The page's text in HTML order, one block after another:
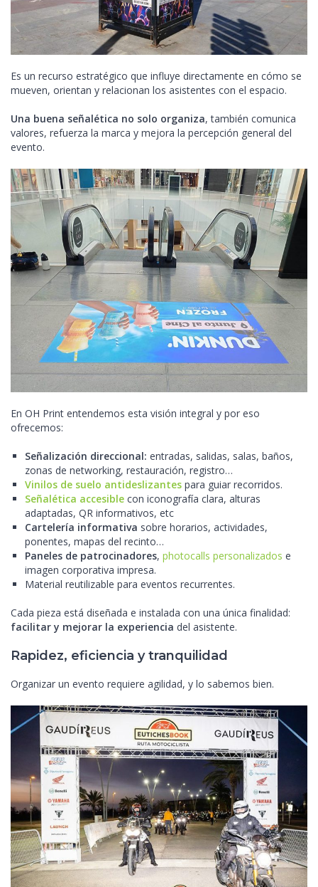
Es un recurso estratégico que influye directamente en cómo se
mueven, orientan y relacionan los asistentes con el espacio.
Una buena señalética no solo organiza, también comunica
valores, refuerza la marca y mejora la percepción general del
evento.
En OH Print entendemos esta visión integral y por eso
ofrecemos:
Señalización direccional: entradas, salidas, salas, baños,
zonas de networking, restauración, registro…
Vinilos de suelo antideslizantes para guiar recorridos.
Señalética accesible con iconografía clara, alturas
adaptadas, QR informativos, etc
Cartelería informativa sobre horarios, actividades,
ponentes, mapas del recinto…
Paneles de patrocinadores, photocalls personalizados e
imagen corporativa impresa.
Material reutilizable para eventos recurrentes.
Cada pieza está diseñada e instalada con una única finalidad:
facilitar y mejorar la experiencia del asistente.
Rapidez, eficiencia y tranquilidad
Organizar un evento requiere agilidad, y lo sabemos bien.